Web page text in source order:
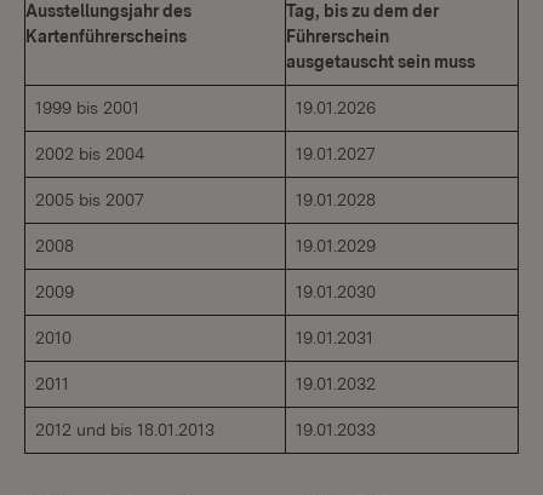
Ausstellungsjahr des
Kartenführerscheins
Tag, bis zu dem der
Führerschein
ausgetauscht sein muss
1999 bis 2001 19.01.2026
2002 bis 2004 19.01.2027
2005 bis 2007 19.01.2028
2008 19.01.2029
2009 19.01.2030
2010 19.01.2031
2011 19.01.2032
2012 und bis 18.01.2013 19.01.2033